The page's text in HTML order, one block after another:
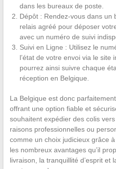
dans les bureaux de poste.
Dépôt : Rendez-vous dans un
relais agréé pour déposer
avec un numéro de suivi
Suivi en Ligne : Utilisez le
l’état de votre envoi via le site
pourrez ainsi suivre chaque
réception en Belgique.
La Belgique est donc
offrant une option fiable et
souhaitent expédier des colis
raisons professionnelles ou
comme un choix judicieux grâce
les nombreux avantages qu’il
livraison, la tranquillité d’esprit et